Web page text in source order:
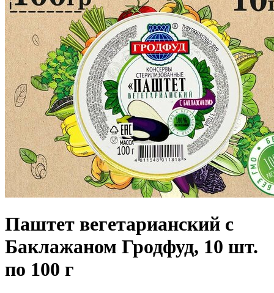
Паштет вегетарианский с
Баклажаном Гродфуд, 10 шт.
по 100 г